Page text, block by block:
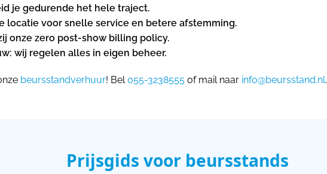
je gedurende het hele traject.
locatie voor snelle service en betere afstemming.
onze zero post-show billing policy.
wij regelen alles in eigen beheer.
beursstandverhuur! Bel055-3238555 of mail naar info@beursstand.nl.
Prijsgids voor beursstands